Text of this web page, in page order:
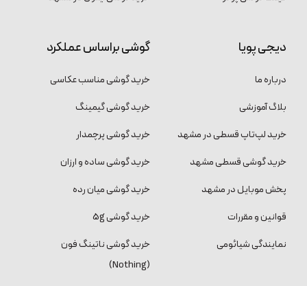
دیجی پویا
درباره ما
بلاگ آموزشی
خرید لپ‌تاپ قسطی در مشهد
خرید گوشی قسطی مشهد
پخش موبایل در مشهد
قوانین و مقررات
نمایندگی شیائومی
گوشی براساس عملکرد
خرید گوشی مناسب عکاسی
خرید گوشی گیمینگ
خرید گوشی پرچمدار
خرید گوشی ساده و ارزان
خرید گوشی میان رده
خرید گوشی 5g
خرید گوشی ناتینگ فون
(Nothing)